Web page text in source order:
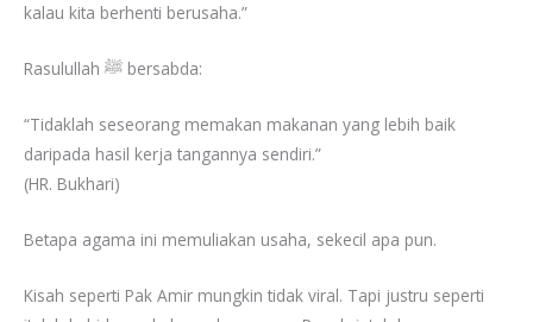
kalau kita berhenti berusaha.”
Rasulullah ﷺ bersabda:
“Tidaklah seseorang memakan makanan yang lebih baik
daripada hasil kerja tangannya sendiri.”
(HR. Bukhari)
Betapa agama ini memuliakan usaha, sekecil apa pun.
Kisah seperti Pak Amir mungkin tidak viral. Tapi justru seperti